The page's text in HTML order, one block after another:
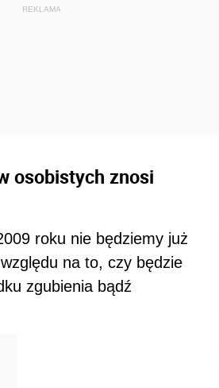
osobistych znosi
roku nie będziemy już
na to, czy będzie
zgubienia bądź